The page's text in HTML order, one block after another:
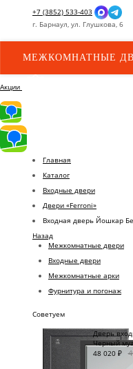
+7 (3852) 533-403
г. Барнаул, ул. Глушкова, 6
МЕЖКОМНАТНЫЕ
Акции
Главная
Каталог
Входные двери
Двери «Ferroni»
Входная дверь Йошкар
Назад
Межкомнатные двери
Входные двери
Межкомнатные арки
Фурнитура и погонаж
Советуем
Дверь
Черный
48 020 ₽